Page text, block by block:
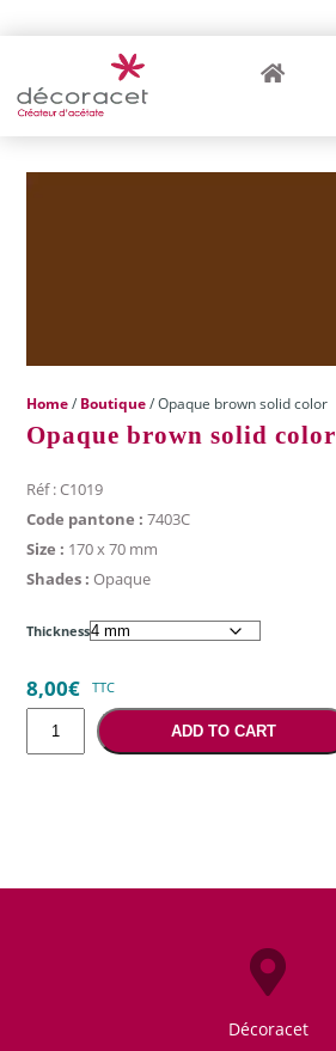
Home/ Boutique/ Opaque brown solid color
Opaque brown solid color
Réf : C1019
Code pantone :7403C
Size : 170 x 70 mm
Shades :Opaque
Thickness
8,00€
TTC
ADD TO CART
Décoracet